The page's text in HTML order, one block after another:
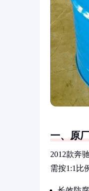
一、原
2012款奔
需按1:1比